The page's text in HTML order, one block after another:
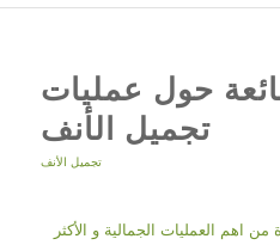
حول عمليات
تجميل الأنف
تجميل الأنف
اهم العمليات الجمالية و الأكثر